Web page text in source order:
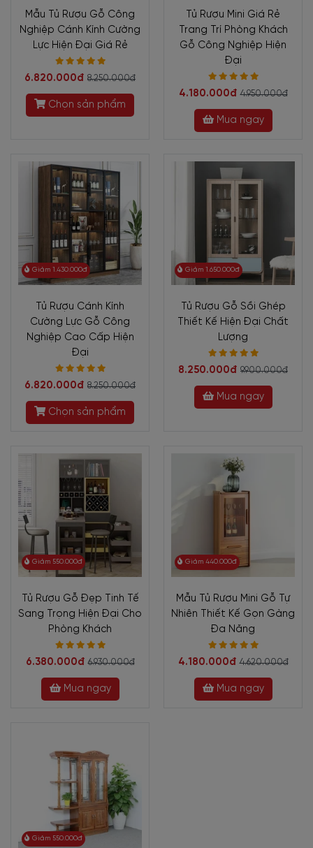
Mẫu Tủ Rượu Gỗ Công
Nghiệp Cánh Kính Cường
Lực Hiện Đại Giá Rẻ
6.820.000đ 8.250.000đ
Chọn sản phẩm
Tủ Rượu Mini Giá Rẻ
Trang Trí Phòng Khách
Gỗ Công Nghiệp Hiện
Đại
4.180.000đ 4.950.000đ
Mua ngay
Giảm 1.430.000đ
Tủ Rượu Cánh Kính
Cường Lực Gỗ Công
Nghiệp Cao Cấp Hiện
Đại
6.820.000đ 8.250.000đ
Chọn sản phẩm
Giảm 1.650.000đ
Tủ Rượu Gỗ Sồi Ghép
Thiết Kế Hiện Đại Chất
Lượng
8.250.000đ 9.900.000đ
Mua ngay
Giảm 550.000đ
Tủ Rượu Gỗ Đẹp Tinh Tế
Sang Trọng Hiện Đại Cho
Phòng Khách
6.380.000đ 6.930.000đ
Mua ngay
Giảm 440.000đ
Mẫu Tủ Rượu Mini Gỗ Tự
Nhiên Thiết Kế Gọn Gàng
Đa Năng
4.180.000đ 4.620.000đ
Mua ngay
Giảm 550.000đ